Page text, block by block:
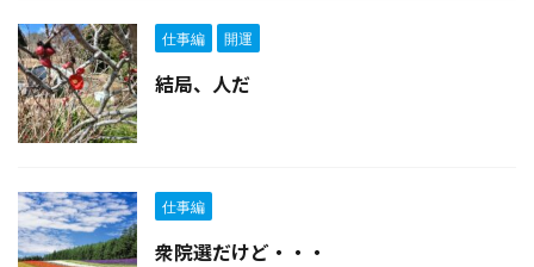
仕事編 開運
結局、人だ
仕事編
衆院選だけど・・・